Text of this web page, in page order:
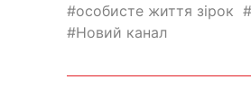
особисте життя зірок
Новий канал